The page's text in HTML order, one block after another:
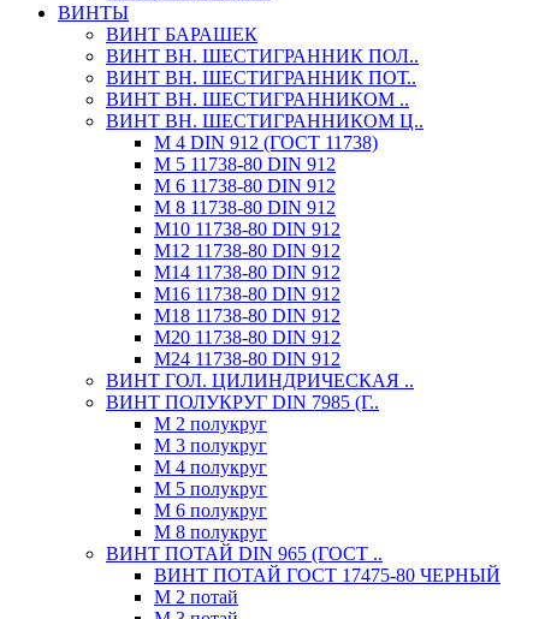
ВИНТЫ
ВИНТ БАРАШЕК
ВИНТ ВН. ШЕСТИГРАННИК ПОЛ..
ВИНТ ВН. ШЕСТИГРАННИК ПОТ..
ВИНТ ВН. ШЕСТИГРАННИКОМ ..
ВИНТ ВН. ШЕСТИГРАННИКОМ Ц..
М 4 DIN 912 (ГОСТ 11738)
М 5 11738-80 DIN 912
М 6 11738-80 DIN 912
М 8 11738-80 DIN 912
М10 11738-80 DIN 912
М12 11738-80 DIN 912
М14 11738-80 DIN 912
М16 11738-80 DIN 912
М18 11738-80 DIN 912
М20 11738-80 DIN 912
М24 11738-80 DIN 912
ВИНТ ГОЛ. ЦИЛИНДРИЧЕСКАЯ ..
ВИНТ ПОЛУКРУГ DIN 7985 (Г..
М 2 полукруг
М 3 полукруг
М 4 полукруг
М 5 полукруг
М 6 полукруг
М 8 полукруг
ВИНТ ПОТАЙ DIN 965 (ГОСТ ..
ВИНТ ПОТАЙ ГОСТ 17475-80 ЧЕРНЫЙ
М 2 потай